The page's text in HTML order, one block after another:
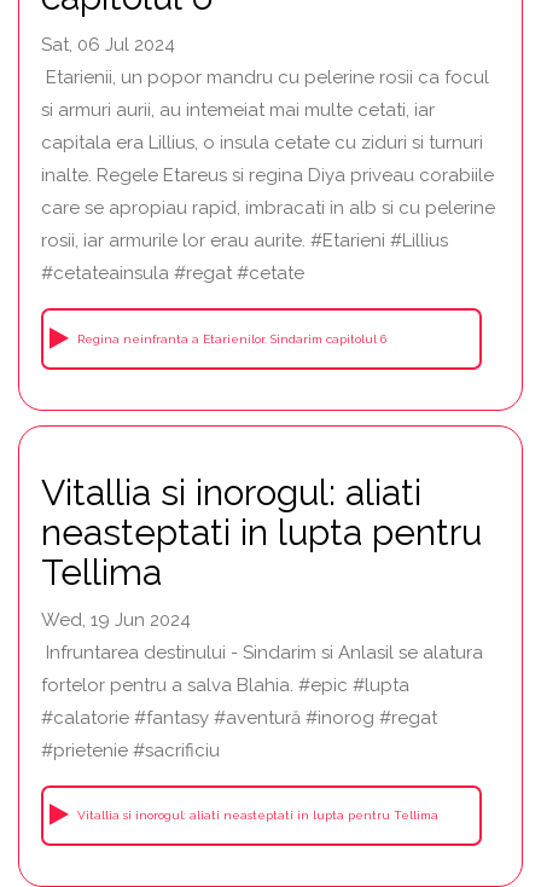
Sat, 06 Jul 2024
Etarienii, un popor mandru cu pelerine rosii ca focul
si armuri aurii, au intemeiat mai multe cetati, iar
capitala era Lillius, o insula cetate cu ziduri si turnuri
inalte. Regele Etareus si regina Diya priveau corabiile
care se apropiau rapid, imbracati in alb si cu pelerine
rosii, iar armurile lor erau aurite. #Etarieni #Lillius
#cetateainsula #regat #cetate
Regina neinfranta a Etarienilor. Sindarim capitolul 6
Vitallia si inorogul: aliati
neasteptati in lupta pentru
Tellima
Wed, 19 Jun 2024
Infruntarea destinului - Sindarim si Anlasil se alatura
fortelor pentru a salva Blahia. #epic #lupta
#calatorie #fantasy #aventură #inorog #regat
#prietenie #sacrificiu
Vitallia si inorogul: aliati neasteptati in lupta pentru Tellima